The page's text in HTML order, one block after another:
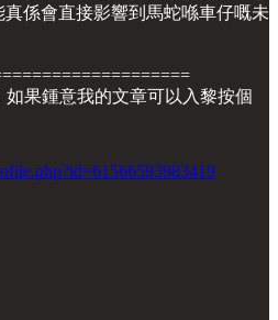
係會直接影響到馬蛇喺車仔嘅未
如果鍾意我的文章可以入黎按個